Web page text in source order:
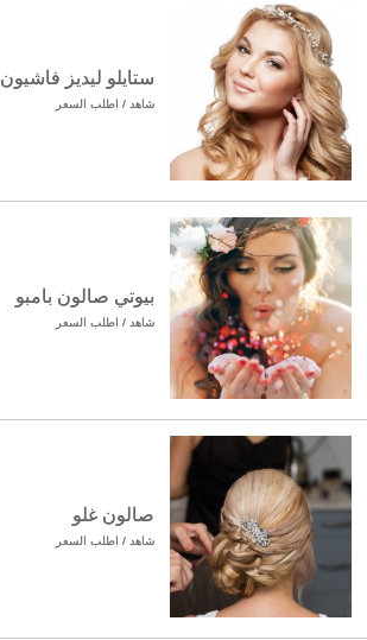
ستايلو ليديز فاشيون
شاهد / اطلب السعر
بيوتي صالون بامبو
شاهد / اطلب السعر
صالون غلو
شاهد / اطلب السعر